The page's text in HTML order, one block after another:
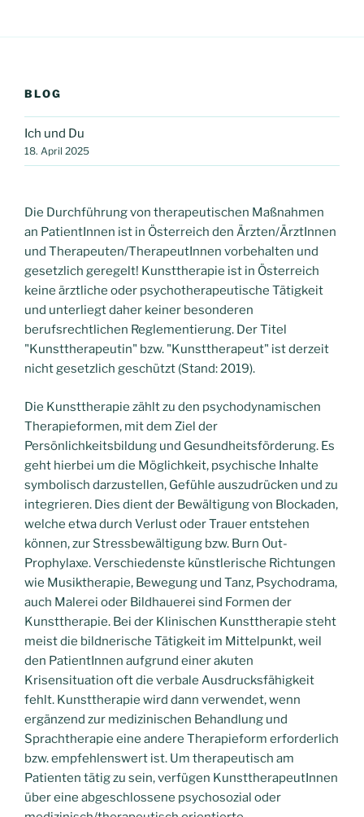
BLOG
Ich und Du
18. April 2025
Die Durchführung von therapeutischen Maßnahmen
an PatientInnen ist in Österreich den Ärzten/ÄrztInnen
und Therapeuten/TherapeutInnen vorbehalten und
gesetzlich geregelt! Kunsttherapie ist in Österreich
keine ärztliche oder psychotherapeutische Tätigkeit
und unterliegt daher keiner besonderen
berufsrechtlichen Reglementierung. Der Titel
"Kunsttherapeutin" bzw. "Kunsttherapeut" ist derzeit
nicht gesetzlich geschützt (Stand: 2019).
Die Kunsttherapie zählt zu den psychodynamischen
Therapieformen, mit dem Ziel der
Persönlichkeitsbildung und Gesundheitsförderung. Es
geht hierbei um die Möglichkeit, psychische Inhalte
symbolisch darzustellen, Gefühle auszudrücken und zu
integrieren. Dies dient der Bewältigung von Blockaden,
welche etwa durch Verlust oder Trauer entstehen
können, zur Stressbewältigung bzw. Burn Out-
Prophylaxe. Verschiedenste künstlerische Richtungen
wie Musiktherapie, Bewegung und Tanz, Psychodrama,
auch Malerei oder Bildhauerei sind Formen der
Kunsttherapie. Bei der Klinischen Kunsttherapie steht
meist die bildnerische Tätigkeit im Mittelpunkt, weil
den PatientInnen aufgrund einer akuten
Krisensituation oft die verbale Ausdrucksfähigkeit
fehlt. Kunsttherapie wird dann verwendet, wenn
ergänzend zur medizinischen Behandlung und
Sprachtherapie eine andere Therapieform erforderlich
bzw. empfehlenswert ist. Um therapeutisch am
Patienten tätig zu sein, verfügen KunsttherapeutInnen
über eine abgeschlossene psychosozial oder